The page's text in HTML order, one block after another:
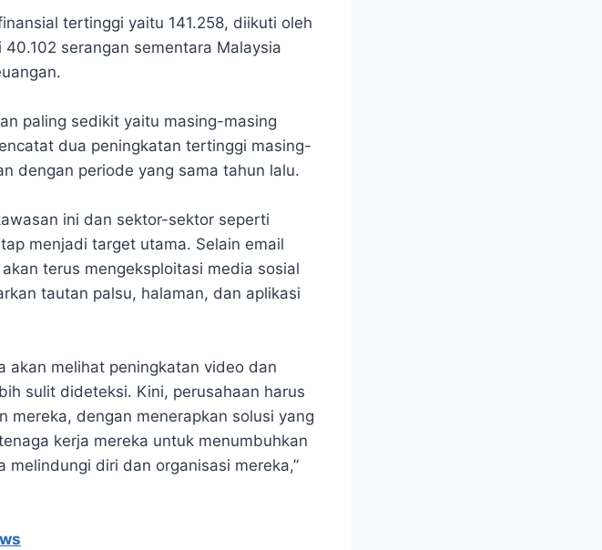
tertinggi yaitu 141.258, diikuti oleh
serangan sementara Malaysia
paling sedikit yaitu masing-masing
dua peningkatan tertinggi masing-
dengan periode yang sama tahun lalu.
ini dan sektor-sektor seperti
menjadi target utama. Selain email
terus mengeksploitasi media sosial
tautan palsu, halaman, dan aplikasi
akan melihat peningkatan video dan
sulit dideteksi. Kini, perusahaan harus
mereka, dengan menerapkan solusi yang
kerja mereka untuk menumbuhkan
diri dan organisasi mereka,”